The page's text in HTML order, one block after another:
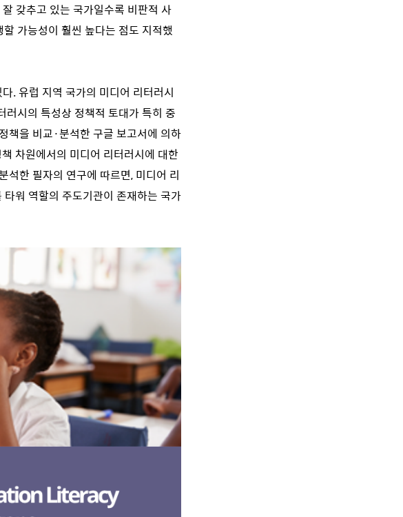
갖추고 있는 국가일수록 비판적 사
가능성이 훨씬 높다는 점도 지적했
. 유럽 지역 국가의 미디어 리터러시
시의 특성상 정책적 토대가 특히 중
을 비교·분석한 구글 보고서에 의하
차원에서의 미디어 리터러시에 대한
석한 필자의 연구에 따르면, 미디어 리
워 역할의 주도기관이 존재하는 국가